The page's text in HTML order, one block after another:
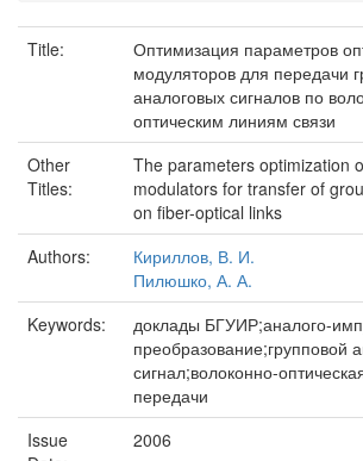
Title:
Оптимизация параметров
модуляторов для передачи
аналоговых сигналов по
оптическим линиям связи
Other
Titles:
The parameters optimization
modulators for transfer of
on fiber-optical links
Authors:
Кириллов, В. И.
Пилюшко, А. А.
Keywords:
доклады БГУИР;аналого-
преобразование;групповой
сигнал;волоконно-
передачи
Issue
2006